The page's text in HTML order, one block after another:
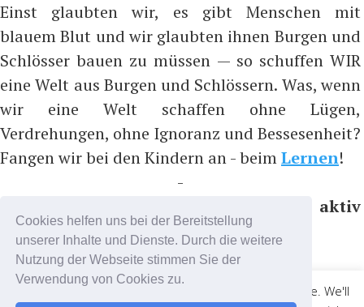
Cookies helfen uns bei der Bereitstellung
unserer Inhalte und Dienste. Durch die weitere
Nutzung der Webseite stimmen Sie der
Verwendung von Cookies zu.
Einst glaubten wir, es gibt Menschen mit
blauem Blut und wir glaubten ihnen Burgen und
Schlösser bauen zu müssen — so schuffen WIR
eine Welt aus Burgen und Schlössern. Was, wenn
wir eine Welt schaffen ohne Lügen,
Verdrehungen, ohne Ignoranz und Bessesenheit?
Fangen wir bei den Kindern an - beimLernen!
-
Bitte nicht folgen, sondern aktiv
teilnehmen, z.B. auf ...
https://t.me/coronadatencheck
(Nachrichtenkanal)
This website uses cookies to improve your experience. We'll